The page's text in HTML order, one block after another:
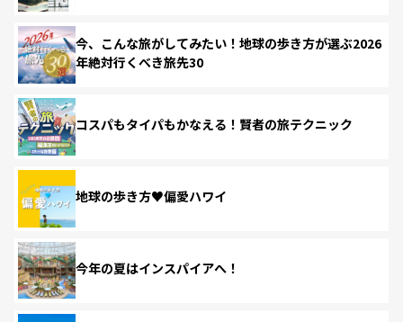
今、こんな旅がしてみたい！地球の歩き方が選ぶ2026
年絶対行くべき旅先30
コスパもタイパもかなえる！賢者の旅テクニック
地球の歩き方♥偏愛ハワイ
今年の夏はインスパイアへ！